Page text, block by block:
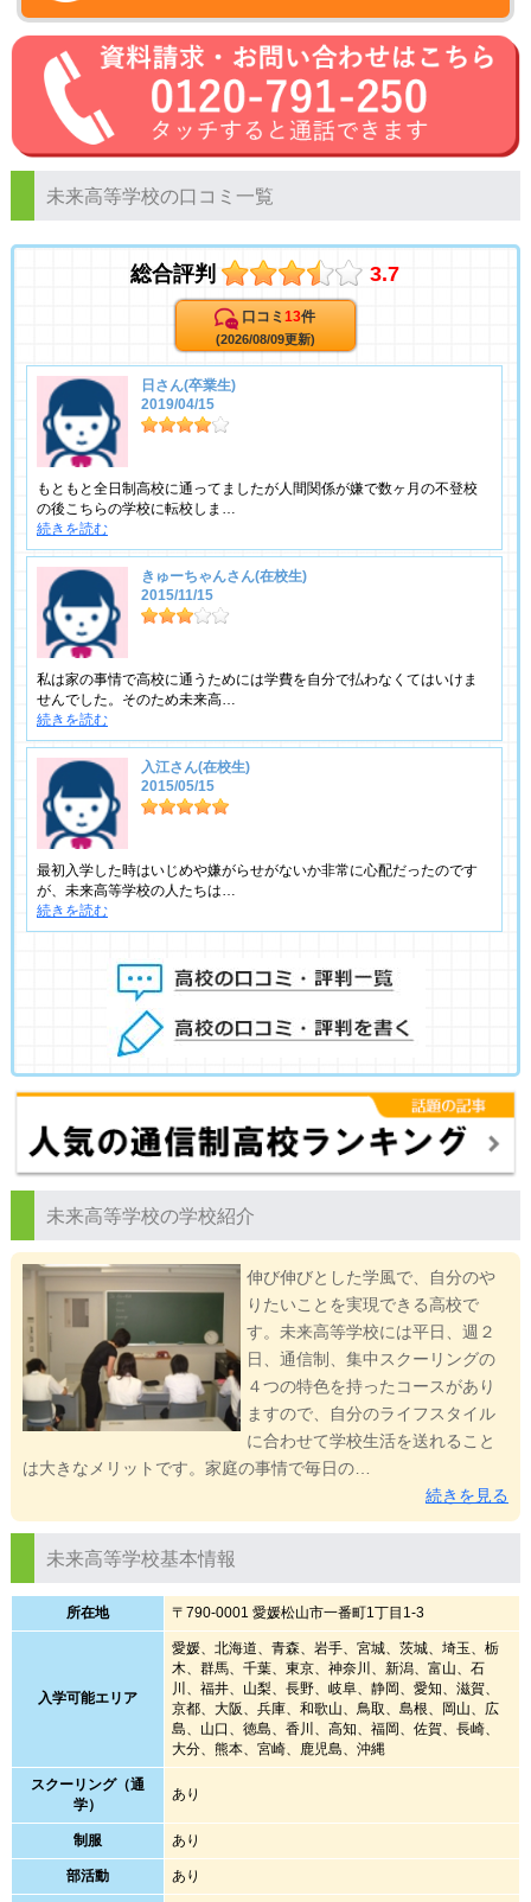
未来高等学校の口コミ一覧
総合評判 3.7
口コミ13件
(2026/08/09更新)
日さん(卒業生)
2019/04/15
もともと全日制高校に通ってましたが人間関係が嫌で数ヶ月の不登校
の後こちらの学校に転校しま…
続きを読む
きゅーちゃんさん(在校生)
2015/11/15
私は家の事情で高校に通うためには学費を自分で払わなくてはいけま
せんでした。そのため未来高…
続きを読む
入江さん(在校生)
2015/05/15
最初入学した時はいじめや嫌がらせがないか非常に心配だったのです
が、未来高等学校の人たちは…
続きを読む
未来高等学校の学校紹介
伸び伸びとした学風で、自分のや
りたいことを実現できる高校で
す。未来高等学校には平日、週２
日、通信制、集中スクーリングの
４つの特色を持ったコースがあり
ますので、自分のライフスタイル
に合わせて学校生活を送れること
は大きなメリットです。家庭の事情で毎日の…
続きを見る
未来高等学校基本情報
所在地 〒790-0001 愛媛松山市一番町1丁目1-3
入学可能エリア
愛媛、北海道、青森、岩手、宮城、茨城、埼玉、栃
木、群馬、千葉、東京、神奈川、新潟、富山、石
川、福井、山梨、長野、岐阜、静岡、愛知、滋賀、
京都、大阪、兵庫、和歌山、鳥取、島根、岡山、広
島、山口、徳島、香川、高知、福岡、佐賀、長崎、
大分、熊本、宮崎、鹿児島、沖縄
スクーリング（通
学）
あり
制服 あり
部活動 あり